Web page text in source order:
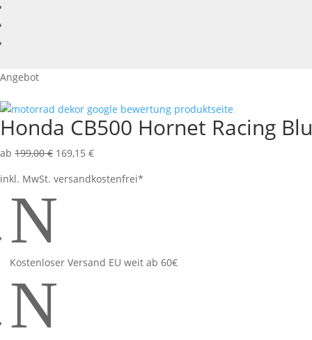
Angebot
Honda CB500 Hornet Racing
ab 199,00€ 169,15 €
inkl. MwSt. versandkostenfrei*
N
Kostenloser Versand EU weit ab 60€
N